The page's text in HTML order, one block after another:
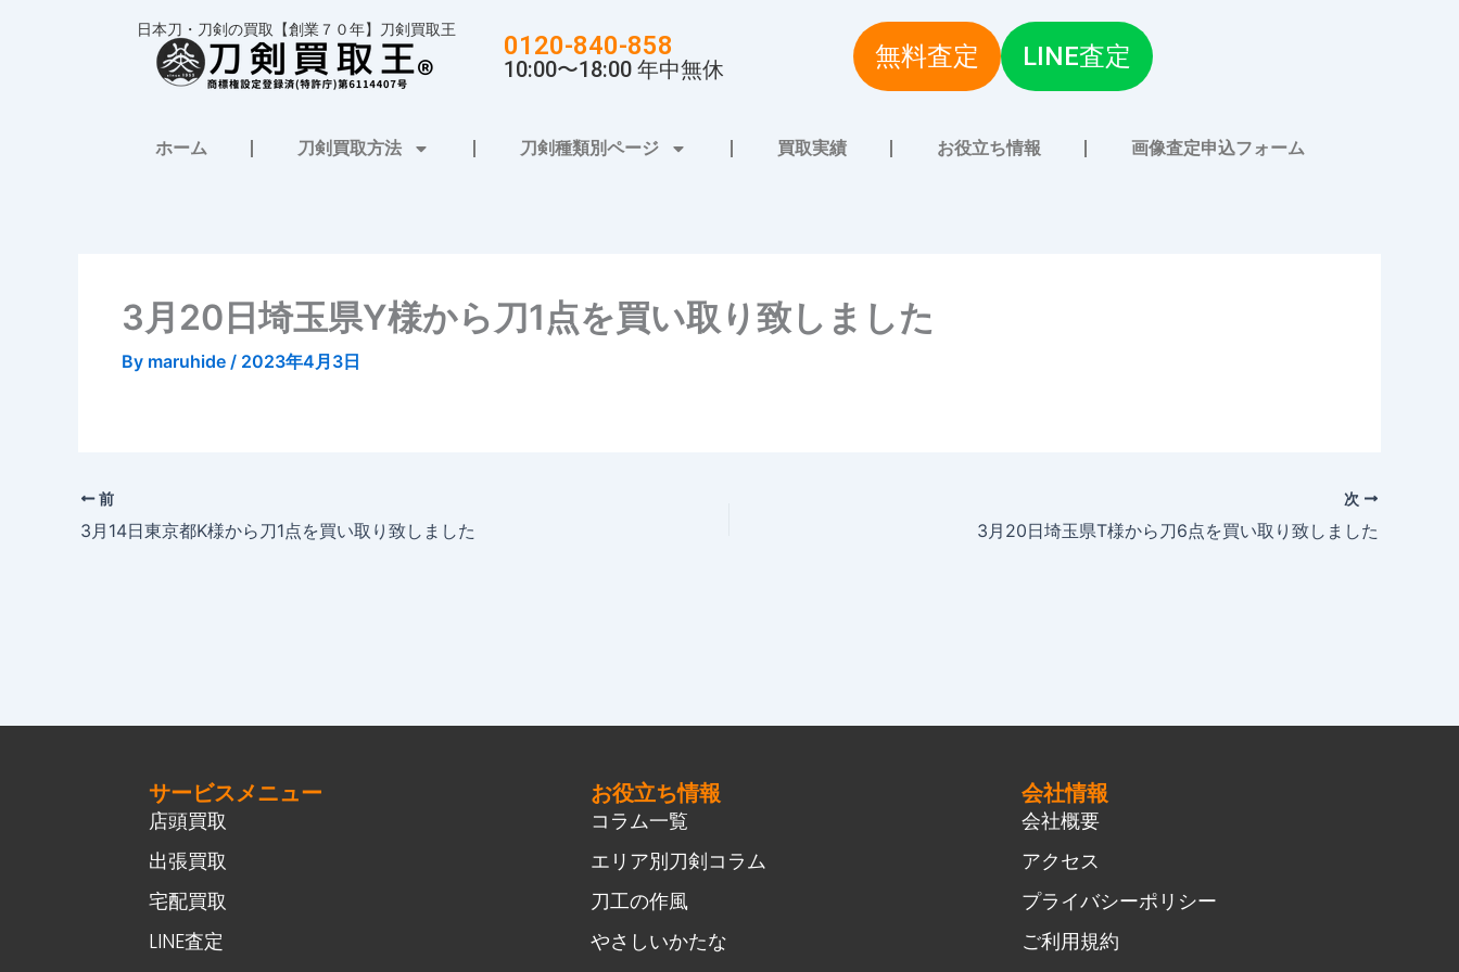
日本刀・刀剣の買取【創業７０年】刀剣買取王
0120-840-858
10:00〜18:00 年中無休 無料査定 LINE査定
ホーム 刀剣買取方法 刀剣種類別ページ 買取実績 お役立ち情報 画像査定申込フォーム
3月20日埼玉県Y様から刀1点を買い取り致しました
By maruhide / 2023年4月3日
前
3月14日東京都K様から刀1点を買い取り致しました
次
3月20日埼玉県T様から刀6点を買い取り致しました
サービスメニュー
店頭買取
出張買取
宅配買取
LINE査定
お役立ち情報
コラム一覧
エリア別刀剣コラム
刀工の作風
やさしいかたな
会社情報
会社概要
アクセス
プライバシーポリシー
ご利用規約